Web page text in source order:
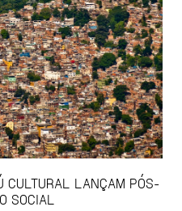
CULTURAL LANÇAM PÓS-
SOCIAL